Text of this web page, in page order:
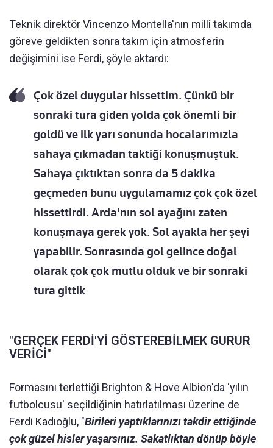
Teknik direktör Vincenzo Montella'nın milli takımda
göreve geldikten sonra takım için atmosferin
değişimini ise Ferdi, şöyle aktardı:
Çok özel duygular hissettim. Çünkü bir
sonraki tura giden yolda çok önemli bir
goldü ve ilk yarı sonunda hocalarımızla
sahaya çıkmadan taktiği konuşmuştuk.
Sahaya çıktıktan sonra da 5 dakika
geçmeden bunu uygulamamız çok çok özel
hissettirdi. Arda'nın sol ayağını zaten
konuşmaya gerek yok. Sol ayakla her şeyi
yapabilir. Sonrasında gol gelince doğal
olarak çok çok mutlu olduk ve bir sonraki
tura gittik
"GERÇEK FERDİ'Yİ GÖSTEREBİLMEK GURUR
VERİCİ"
Formasını terlettiği Brighton & Hove Albion'da ‘yılın
futbolcusu' seçildiğinin hatırlatılması üzerine de
Ferdi Kadıoğlu, "Birileri yaptıklarınızı takdir ettiğinde
çok güzel hisler yaşarsınız. Sakatlıktan dönüp böyle